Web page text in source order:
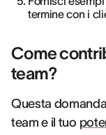
termine con i
Come
team?
Questa
team e il tuo